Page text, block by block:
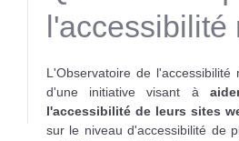
l'accessibilité
L'Observatoire de
d'une initiative visant à
l'accessibilité de leurs sites
sur le niveau d'accessibilité de